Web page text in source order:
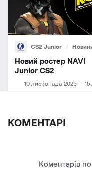
CS2 Junior
10 листопада 2025 —
Новий ростер NAVI
Junior СS2
КОМЕНТАРІ
Коментарів